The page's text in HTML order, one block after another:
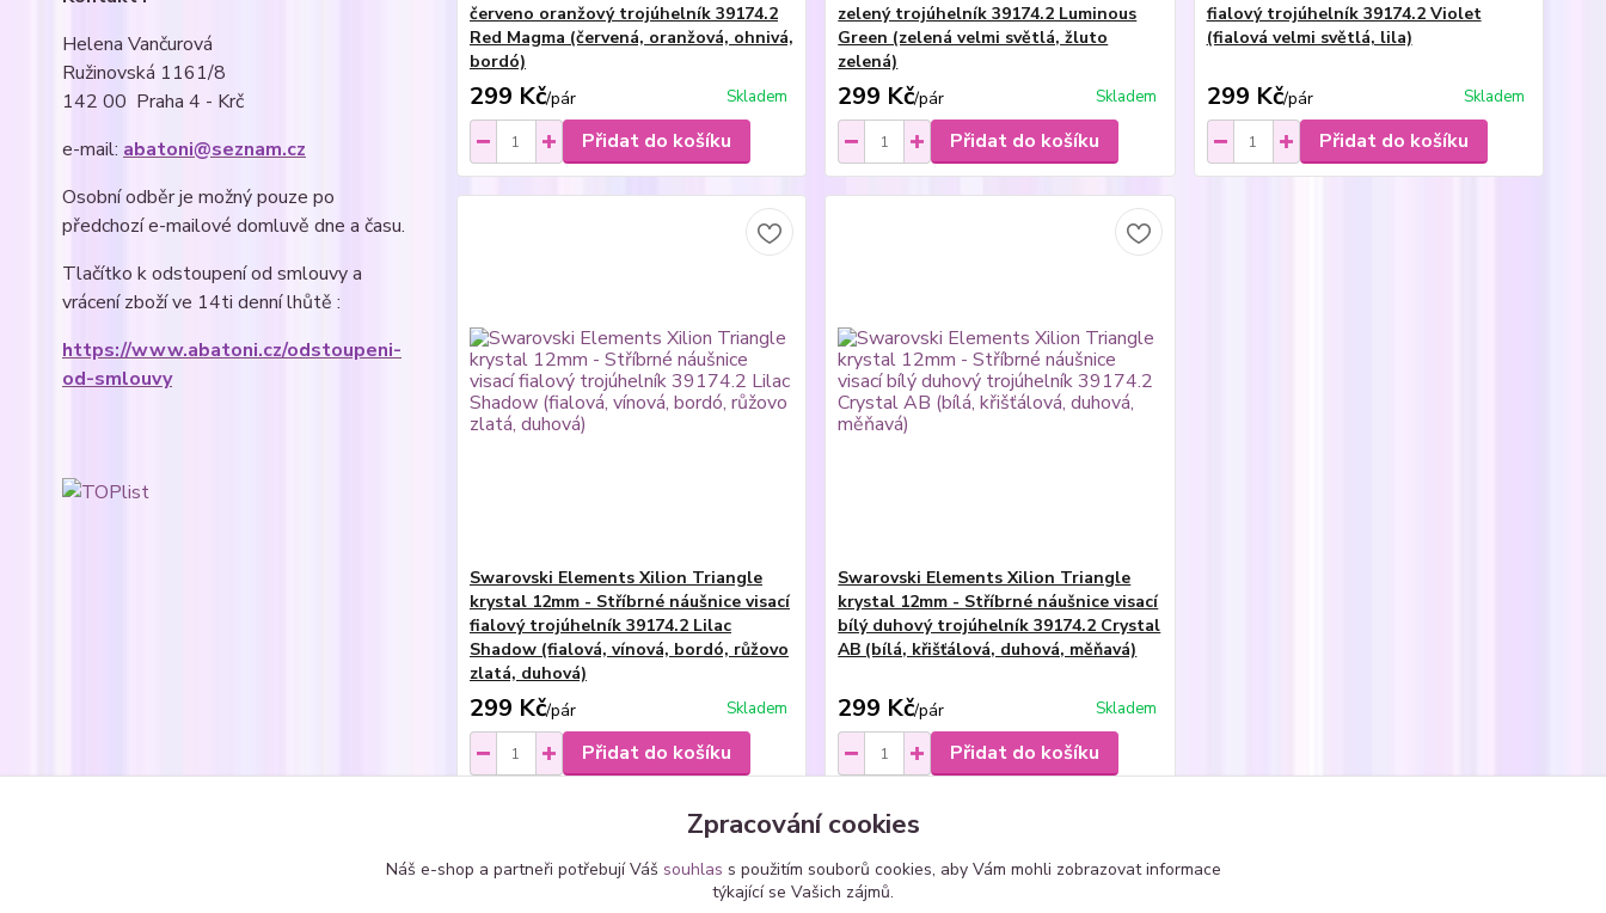
Helena Vančurová
Ružinovská 1161/8
142 00 Praha 4 - Krč
e-mail: abatoni@seznam.cz
Osobní odběr je možný pouze po
předchozí e-mailové domluvě dne a času.
Tlačítko k odstoupení od smlouvy a
vrácení zboží ve 14ti denní lhůtě :
https://www.abatoni.cz/odstoupeni-
od-smlouvy
červeno oranžový trojúhelník 39174.2
Red Magma (červená, oranžová, ohnivá,
bordó)
299 Kč/pár Skladem
Přidat do košíku
zelený trojúhelník 39174.2 Luminous
Green (zelená velmi světlá, žluto
zelená)
299 Kč/pár Skladem
Přidat do košíku
fialový trojúhelník 39174.2 Violet
(fialová velmi světlá, lila)
299 Kč/pár Skladem
Přidat do košíku
Swarovski Elements Xilion Triangle
krystal 12mm - Stříbrné náušnice visací
fialový trojúhelník 39174.2 Lilac
Shadow (fialová, vínová, bordó, růžovo
zlatá, duhová)
299 Kč/pár Skladem
Přidat do košíku
Swarovski Elements Xilion Triangle
krystal 12mm - Stříbrné náušnice visací
bílý duhový trojúhelník 39174.2 Crystal
AB (bílá, křišťálová, duhová, měňavá)
299 Kč/pár Skladem
Přidat do košíku
Zpracování cookies
Náš e-shop a partneři potřebují Váš souhlas s použitím souborů cookies, aby Vám mohli zobrazovat informace
týkající se Vašich zájmů.